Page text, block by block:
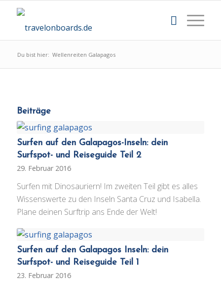
Du bist hier: Wellenreiten Galapagos
Beiträge
Surfen auf den Galapagos-Inseln: dein
Surfspot- und Reiseguide Teil 2
29. Februar 2016
Surfen mit Dinosauriern! Im zweiten Teil gibt es alles
Wissenswerte zu den Inseln Santa Cruz und Isabella.
Plane deinen Surftrip ans Ende der Welt!
Surfen auf den Galapagos Inseln: dein
Surfspot- und Reiseguide Teil 1
23. Februar 2016